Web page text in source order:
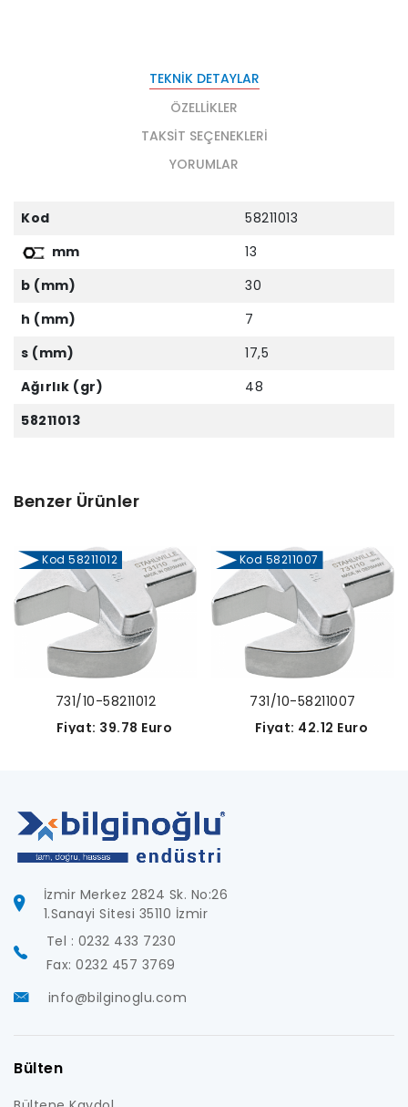
TEKNIK DETAYLAR
ÖZELLIKLER
TAKSIT SEÇENEKLERI
YORUMLAR
Kod
58211013
mm
13
b (mm)
30
h (mm)
7
s (mm)
17,5
Ağırlık (gr)
48
58211013
Benzer Ürünler
Kod 58211012
731/10-58211012
Fiyat: 39.78 Euro
Kod 58211007
731/10-58211007
Fiyat: 42.12 Euro
İzmir Merkez 2824 Sk. No:26
1.Sanayi Sitesi 35110 İzmir
Tel : 0232 433 7230
Fax: 0232 457 3769
info@bilginoglu.com
Bülten